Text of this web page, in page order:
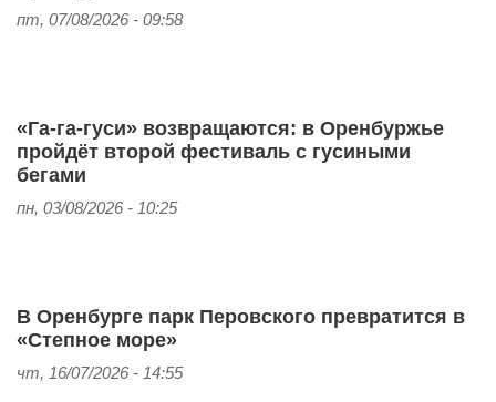
пт, 07/08/2026 - 09:58
«Га-га-гуси» возвращаются: в Оренбуржье
пройдёт второй фестиваль с гусиными
бегами
пн, 03/08/2026 - 10:25
В Оренбурге парк Перовского превратится в
«Степное море»
чт, 16/07/2026 - 14:55